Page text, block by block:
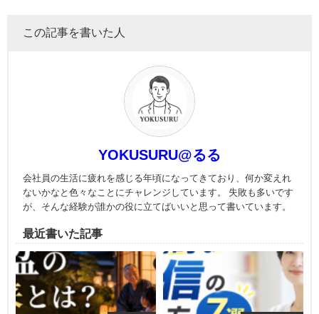
この記事を書いた人
YOKUSURU@るる
会社員の生活に疲れを感じる年頃になってきており、何か変えれ
ないかなと色々なことにチャレンジしています。 失敗も多いです
が、そんな経験が誰かの役に立てばいいと思って書いています。
最近書いた記事